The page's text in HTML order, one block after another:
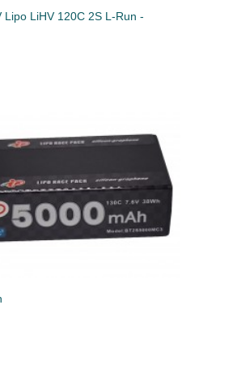
LiHV 120C 2S L-Run -